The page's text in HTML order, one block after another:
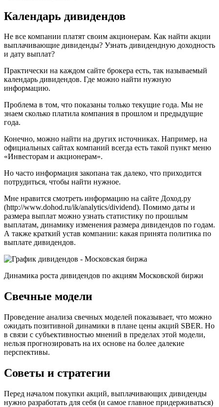
Календарь дивидендов
Не все компании платят своим акционерам. Как найти акции
выплачивающие дивиденды? Узнать дивидендную доходность
и дату выплат?
Практически на каждом сайте брокера есть, так называемый
календарь дивидендов. Где можно найти нужную
информацию.
Проблема в том, что показаны только текущие года. Мы не
знаем сколько платила компания в прошлом и предыдущие
года.
Конечно, можно найти на других источниках. Например, на
официальных сайтах компаний всегда есть такой пункт меню
«Инвесторам и акционерам».
Но часто информация закопана так далеко, что приходится
потрудиться, чтобы найти нужное.
Мне нравится смотреть информацию на сайте Доход.ру
(http://www.dohod.ru/ik/analytics/dividend). Помимо даты и
размера выплат можно узнать статистику по прошлым
выплатам, динамику изменения размера дивидендов по годам.
А также краткий устав компании: какая принята политика по
выплате дивидендов.
Динамика роста дивидендов по акциям Московской биржи
Свечные модели
Проведение анализа свечных моделей показывает, что можно
ожидать позитивной динамики в плане цены акций SBER. Но
в связи с субъективностью мнений в пределах этой модели,
нельзя прогнозировать на их основе на более далекие
перспективы.
Советы и стратегии
Перед началом покупки акций, выплачивающих дивиденды
нужно разработать для себя (и самое главное придерживаться)